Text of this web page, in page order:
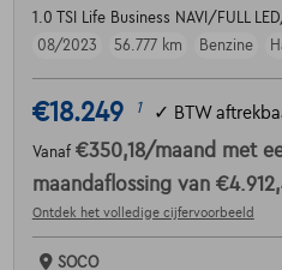
1.0 TSI Life Business NAVI/FULL
08/2023
56.777 km Benzine
€18.249 1 ✓ BTW
Vanaf €350,18/maand met
maandaflossing van
Ontdek het volledige cijfervoorbeeld
SOCO